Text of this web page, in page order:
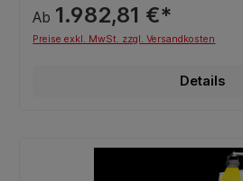
Ab 1.982,81 €*
Preise exkl. MwSt. zzgl. Versandkosten
Details